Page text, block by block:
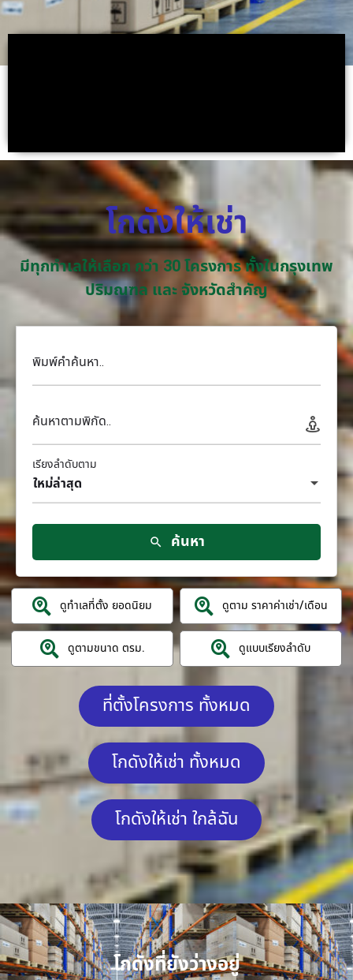
โกดังให้เช่า
มีทุกทำเลให้เลือก กว่า 30 โครงการ ทั้งในกรุงเทพ
ปริมณฑล และ จังหวัดสำคัญ
พิมพ์คำค้นหา..
ค้นหาตามพิกัด..
ใหม่ล่าสุด
เรียงลำดับตาม
ค้นหา
ดูทำเลที่ตั้ง ยอดนิยม ดูตาม ราคาค่าเช่า/เดือน
ดูตามขนาด ตรม. ดูแบบเรียงลำดับ
ที่ตั้งโครงการ ทั้งหมด
โกดังให้เช่า ทั้งหมด
โกดังให้เช่า ใกล้ฉัน
โกดังที่ยังว่างอยู่